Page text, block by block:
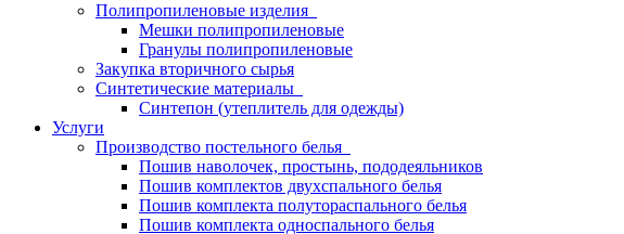
Полипропиленовые изделия
Мешки полипропиленовые
Гранулы полипропиленовые
Закупка вторичного сырья
Синтетические материалы
Синтепон (утеплитель для одежды)
Услуги
Производство постельного белья
Пошив наволочек, простынь, пододеяльников
Пошив комплектов двухспального белья
Пошив комплекта полутораспального белья
Пошив комплекта односпального белья